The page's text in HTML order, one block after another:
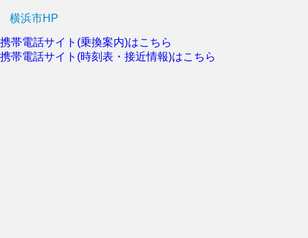
横浜市HP
携帯電話サイト(乗換案内)はこちら
携帯電話サイト(時刻表・接近情報)はこちら